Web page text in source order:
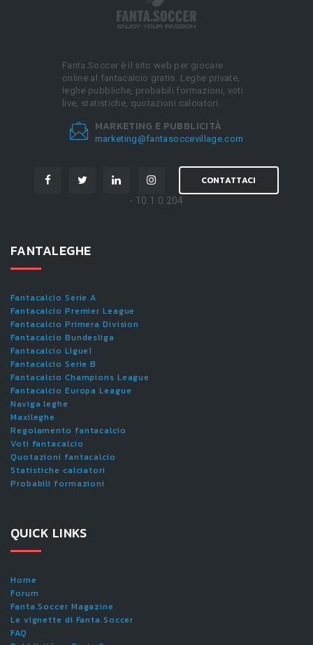
Fanta.Soccer è il sito web per giocare
online al fantacalcio gratis. Leghe private,
leghe pubbliche, probabili formazioni, voti
live, statistiche, quotazioni calciatori.
MARKETING E PUBBLICITÀ
marketing@fantasoccevillage.com
CONTATTACI
- 10.1.0.204
FANTALEGHE
Fantacalcio Serie A
Fantacalcio Premier League
Fantacalcio Primera Division
Fantacalcio Bundesliga
Fantacalcio Ligue1
Fantacalcio Serie B
Fantacalcio Champions League
Fantacalcio Europa League
Naviga leghe
Maxileghe
Regolamento fantacalcio
Voti fantacalcio
Quotazioni fantacalcio
Statistiche calciatori
Probabili formazioni
QUICK LINKS
Home
Forum
Fanta.Soccer Magazine
Le vignette di Fanta.Soccer
FAQ